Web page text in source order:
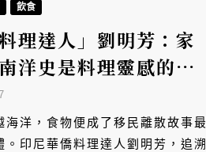
飲食
料理達人」劉明芳：家
洋史是料理靈感的源
海洋，食物便成了移民離散故事最
。印尼華僑料理達人劉明芳，追溯